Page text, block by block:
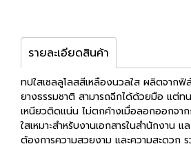
รายละเอียดสินค้า
ทปใสเซลลูโลสสีเหลืองนวลใส ผลิตจากฟิ
ยางธรรมชาติ สามารถฉีกได้ด้วยมือ แต่
เหนียวติดแน่น ไม่ตกค้างเมื่อลอกออกจา
ใสเหมาะสำหรับงานเอกสารในสำนักงาน
ต้องการความสวยงาม และความสะดวก ร